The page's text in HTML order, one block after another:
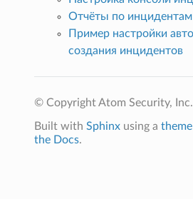
Отчёты по инцидентам
Пример настройки
создания инцидентов
© Copyright Atom Security, Inc.
Built withSphinx using atheme
the Docs.